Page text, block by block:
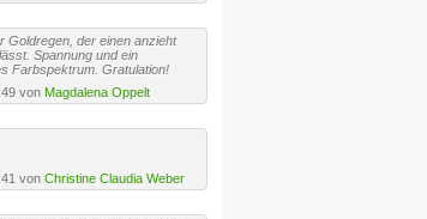
Goldregen, der einen anzieht
Spannung und ein
Farbspektrum. Gratulation!
von Magdalena Oppelt
von Christine Claudia Weber